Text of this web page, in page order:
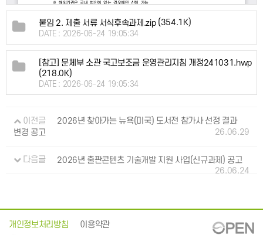
붙임 2. 제출 서류 서식후속과제.zip(354.1K)
DATE : 2026-06-24 19:05:34
[참고] 문체부 소관 국고보조금 운영관리지침 개정241031.hwp
(218.0K)
DATE : 2026-06-24 19:05:34
이전글
2026년 찾아가는 뉴욕(미국) 도서전 참가사 선정 결과
변경 공고
26.06.29
다음글
2026년 출판콘텐츠 기술개발 지원 사업(신규과제) 공고
26.06.24
개인정보처리방침 이용약관